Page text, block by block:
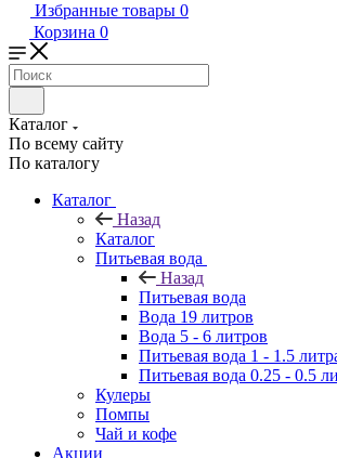
Избранные товары 0
Корзина 0
Каталог
По всему сайту
По каталогу
Каталог
Назад
Каталог
Питьевая вода
Назад
Питьевая вода
Вода 19 литров
Вода 5 - 6 литров
Питьевая вода 1 - 1.5
Питьевая вода 0.25 - 0.5
Кулеры
Помпы
Чай и кофе
Акции